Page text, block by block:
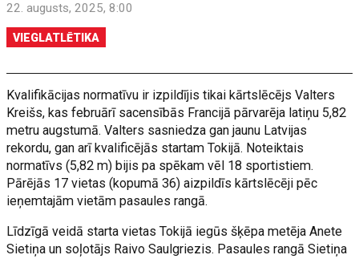
22. augusts, 2025, 8:00
VIEGLATLĒTIKA
Kvalifikācijas normatīvu ir izpildījis tikai kārtslēcējs Valters
Kreišs, kas februārī sacensībās Francijā pārvarēja latiņu 5,82
metru augstumā. Valters sasniedza gan jaunu Latvijas
rekordu, gan arī kvalificējās startam Tokijā. Noteiktais
normatīvs (5,82 m) bijis pa spēkam vēl 18 sportistiem.
Pārējās 17 vietas (kopumā 36) aizpildīs kārtslēcēji pēc
ieņemtajām vietām pasaules rangā.
Līdzīgā veidā starta vietas Tokijā iegūs šķēpa metēja Anete
Sietiņa un soļotājs Raivo Saulgriezis. Pasaules rangā Sietiņa